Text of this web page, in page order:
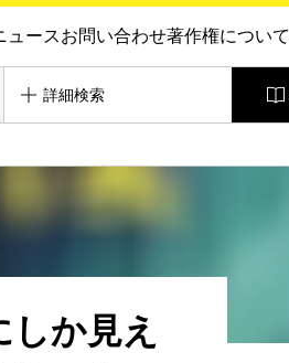
ュースお問い合わせ著作権について
詳細検索
か見え